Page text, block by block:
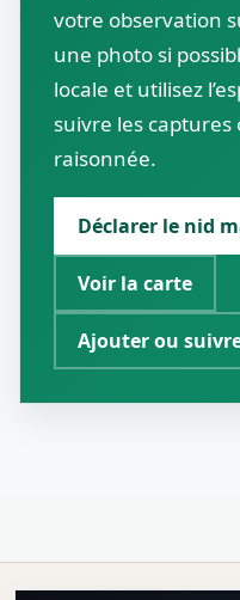
votre observation
une photo si
locale et utilisez
suivre les
raisonnée.
Déclarer le nid
Voir la carte
Ajouter ou